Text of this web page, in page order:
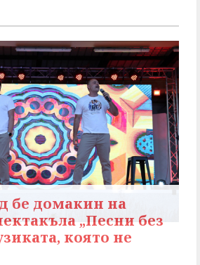
бе домакин на
„Песни без
която не